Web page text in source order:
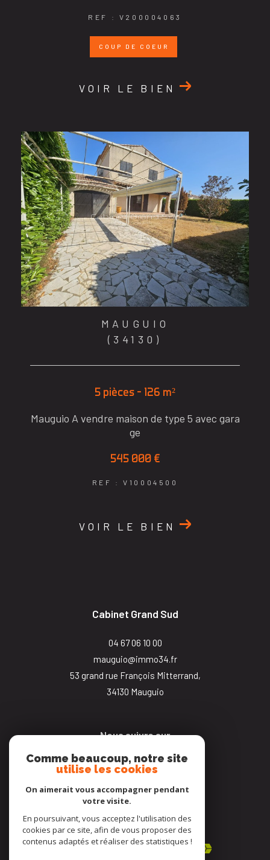
REF : V200004063
COUP DE COEUR
VOIR LE BIEN
MAUGUIO
(34130)
5 pièces - 126 m²
Mauguio A vendre maison de type 5 avec gara
ge
545 000 €
REF : V10004500
VOIR LE BIEN
Cabinet Grand Sud
04 67 06 10 00
mauguio@immo34.fr
53 grand rue François Mitterrand,
34130
mauguio
Nous suivre sur
Adhérents
Comme beaucoup, notre site
utilise les cookies
On aimerait vous accompagner pendant
votre visite.
En poursuivant, vous acceptez l'utilisation des
cookies par ce site, afin de vous proposer des
contenus adaptés et réaliser des statistiques !